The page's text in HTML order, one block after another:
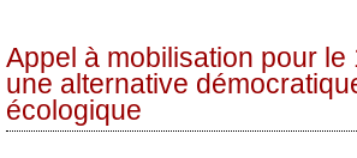
Appel à mobilisation pour le
une alternative
écologique